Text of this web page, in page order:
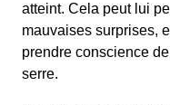
atteint. Cela peut lui
mauvaises surprises,
prendre conscience
serre.